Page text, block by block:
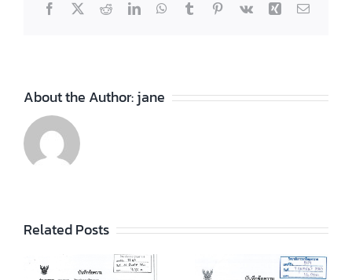
Facebook
X RedditLinkedInWhatsApp
TumblrPinterest
Vk Xing Email
About the Author:jane
Related Posts